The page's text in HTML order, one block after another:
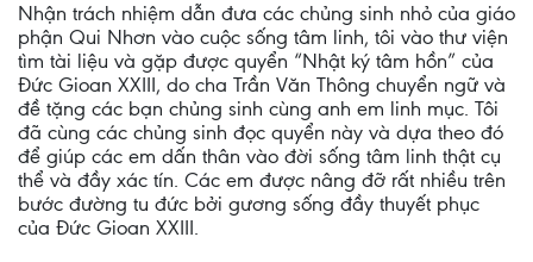
Nhận trách nhiệm dẫn đưa các chủng sinh nhỏ của giáo
phận Qui Nhơn vào cuộc sống tâm linh, tôi vào thư viện
tìm tài liệu và gặp được quyển “Nhật ký tâm hồn” của
Đức Gioan XXIII, do cha Trần Văn Thông chuyển ngữ và
đề tặng các bạn chủng sinh cùng anh em linh mục. Tôi
đã cùng các chủng sinh đọc quyển này và dựa theo đó
để giúp các em dấn thân vào đời sống tâm linh thật cụ
thể và đầy xác tín. Các em được nâng đỡ rất nhiều trên
bước đường tu đức bởi gương sống đầy thuyết phục
của Đức Gioan XXIII.